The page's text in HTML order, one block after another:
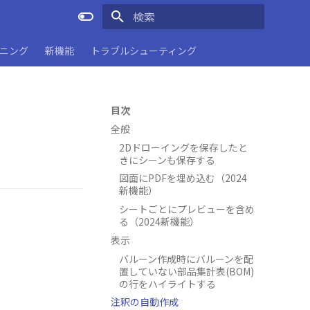
ング 新機能 トラブルシューティング
目次
全般
2Dドローイングを保存したと
きにシーンも保存する
図面にPDFを埋め込む（2024
新機能）
シートごとにプレビューを含め
る（2024新機能）
表示
バルーン作成時にバルーンを配
置していない部品集計表(BOM)
の行をハイライトする
注釈の自動作成